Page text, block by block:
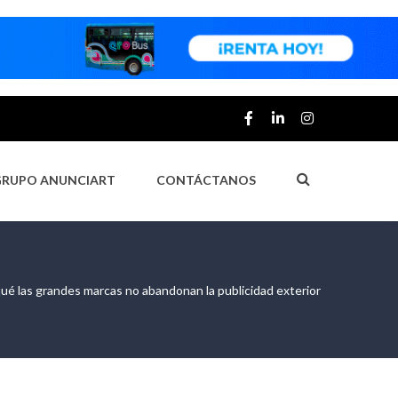
ANUNCIART CONTÁCTANOS
las grandes marcas no abandonan la publicidad exterior